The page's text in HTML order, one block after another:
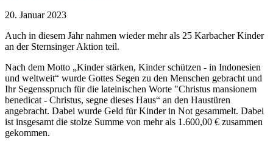
20. Januar 2023
Auch in diesem Jahr nahmen wieder mehr als 25 Karbacher Kinder
an der Sternsinger Aktion teil.
Nach dem Motto „Kinder stärken, Kinder schützen - in Indonesien
und weltweit“ wurde Gottes Segen zu den Menschen gebracht und
Ihr Segensspruch für die lateinischen Worte "Christus mansionem
benedicat - Christus, segne dieses Haus“ an den Haustüren
angebracht. Dabei wurde Geld für Kinder in Not gesammelt. Dabei
ist insgesamt die stolze Summe von mehr als 1.600,00 € zusammen
gekommen.